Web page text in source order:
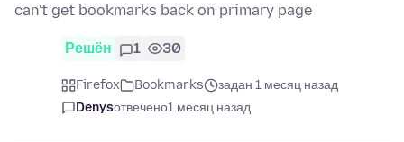
can't get bookmarks back on primary page
Решён 1 30
Firefox Bookmarks
задан 1 месяц назад
Denysотвечено1 месяц назад